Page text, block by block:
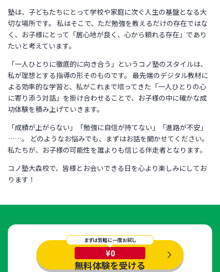
塾は、子どもたちにとって学校や家庭に次ぐ人生の基盤となる大
切な場所です。 私はそこで、ただ勉強を教えるだけの存在ではな
く、お子様にとって「居心地が良く、心から頼れる存在」であり
たいと考えています。
「一人ひとりに徹底的に向き合う」というコノ塾のスタイルは、
私が理想とする指導の形そのものです。 最先端のデジタル教材に
よる効率的な学習と、私がこれまで培ってきた「一人ひとりの心
に寄り添う対話」を掛け合わせることで、お子様の中に確かな成
功体験を積み上げていきます。
「成績が上がらない」「勉強に自信が持てない」「進路が不安」
……。 どのようなお悩みでも、まずはお話を聞かせてください。
私たちが、お子様の可能性を誰よりも信じる伴走者となります。
コノ塾大森校で、皆様とお会いできる日を心より楽しみにしてお
ります！
まずは気軽に一度お試し
¥0
無料体験を受ける